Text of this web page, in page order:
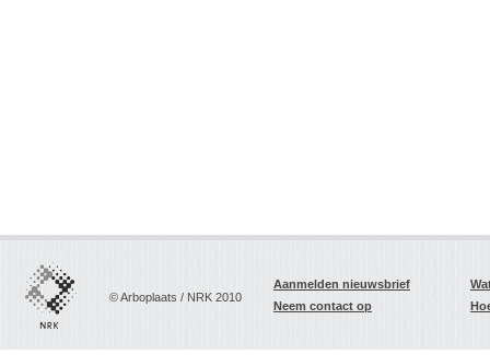
© Arboplaats / NRK 2010
Aanmelden nieuwsbrief
Neem contact op